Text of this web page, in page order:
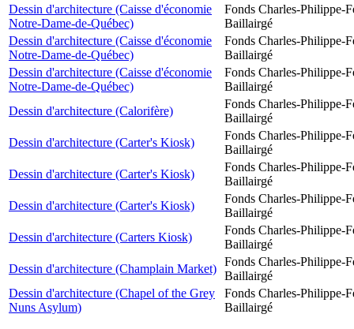
Dessin d'architecture (Caisse d'économie
Notre-Dame-de-Québec)
Fonds Charles-Philippe-
Baillairgé
Dessin d'architecture (Caisse d'économie
Notre-Dame-de-Québec)
Fonds Charles-Philippe-
Baillairgé
Dessin d'architecture (Caisse d'économie
Notre-Dame-de-Québec)
Fonds Charles-Philippe-
Baillairgé
Dessin d'architecture (Calorifère)
Fonds Charles-Philippe-
Baillairgé
Dessin d'architecture (Carter's Kiosk)
Fonds Charles-Philippe-
Baillairgé
Dessin d'architecture (Carter's Kiosk)
Fonds Charles-Philippe-
Baillairgé
Dessin d'architecture (Carter's Kiosk)
Fonds Charles-Philippe-
Baillairgé
Dessin d'architecture (Carters Kiosk)
Fonds Charles-Philippe-
Baillairgé
Dessin d'architecture (Champlain Market)
Fonds Charles-Philippe-
Baillairgé
Dessin d'architecture (Chapel of the Grey
Nuns Asylum)
Fonds Charles-Philippe-
Baillairgé